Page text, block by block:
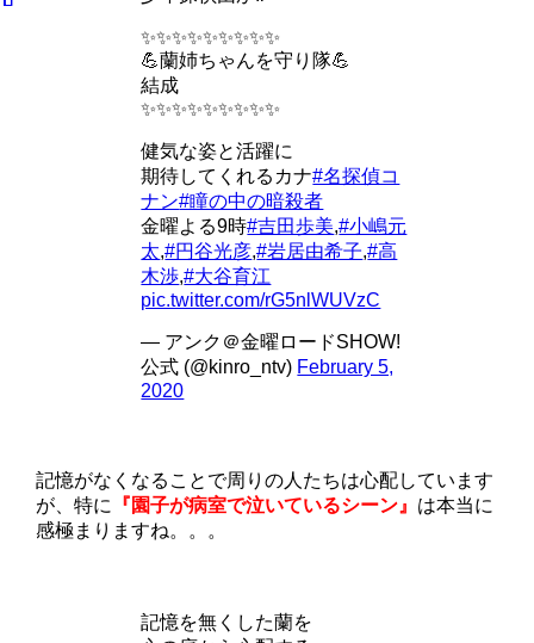
✨✨✨✨✨✨✨✨✨
💪蘭姉ちゃんを守り隊💪
結成
✨✨✨✨✨✨✨✨✨
健気な姿と活躍に
期待してくれるカナ#名探偵コ
ナン#瞳の中の暗殺者
金曜よる9時#吉田歩美,#小嶋元
太,#円谷光彦,#岩居由希子,#高
木渉,#大谷育江
pic.twitter.com/rG5nlWUVzC
— アンク＠金曜ロードSHOW!
公式 (@kinro_ntv) February 5,
2020
記憶がなくなることで周りの人たちは心配しています
が、特に
『園子が病室で泣いているシーン』 は本当に
感極まりますね。。。
記憶を無くした蘭を